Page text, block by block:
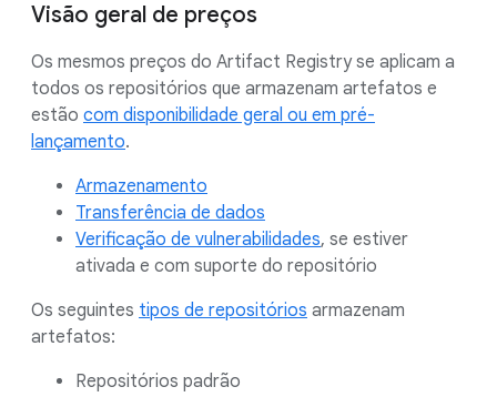
Visão geral de preços
Os mesmos preços do Artifact Registry se aplicam a
todos os repositórios que armazenam artefatos e
estão com disponibilidade geral ou em pré-
lançamento.
Armazenamento
Transferência de dados
Verificação de vulnerabilidades, se estiver
ativada e com suporte do repositório
Os seguintes tipos de repositórios armazenam
artefatos:
Repositórios padrão